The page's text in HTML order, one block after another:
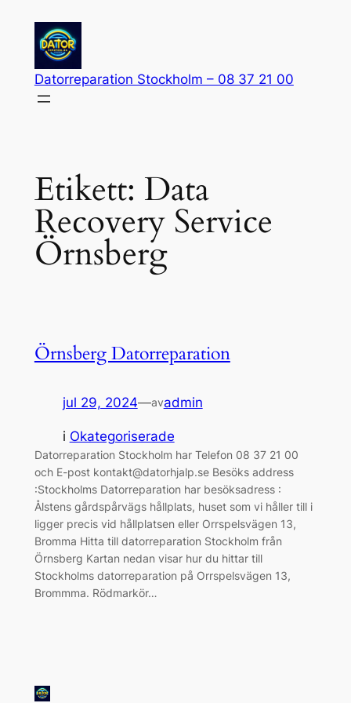
innehåll
Datorreparation Stockholm – 08 37 21 00
Etikett: Data
Recovery Service
Örnsberg
Örnsberg Datorreparation
jul 29, 2024—avadmin
i Okategoriserade
Datorreparation Stockholm har Telefon 08 37 21 00
och E-post kontakt@datorhjalp.se Besöks address
:Stockholms Datorreparation har besöksadress :
Ålstens gårdspårvägs hållplats, huset som vi håller till i
ligger precis vid hållplatsen eller Orrspelsvägen 13,
Bromma Hitta till datorreparation Stockholm från
Örnsberg Kartan nedan visar hur du hittar till
Stockholms datorreparation på Orrspelsvägen 13,
Brommma. Rödmarkör…